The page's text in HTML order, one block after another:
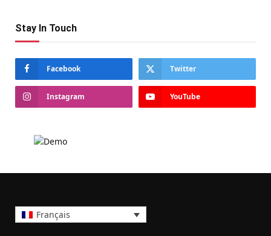
Stay In Touch
Facebook Twitter
Instagram YouTube
Français